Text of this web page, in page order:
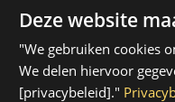
Indien voorradig,
verzending binnen
werkdagen.
gratis verzending.
BE)
Deze website
"We gebruiken cookies
We delen hiervoor
[privacybeleid]."